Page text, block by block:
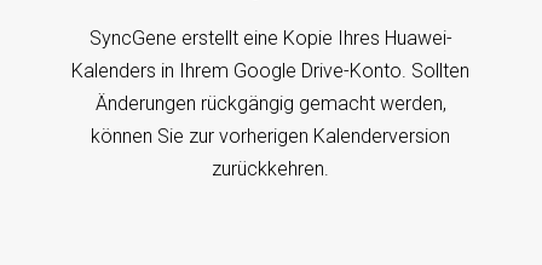
SyncGene erstellt eine Kopie Ihres Huawei-
Kalenders in Ihrem Google Drive-Konto. Sollten
Änderungen rückgängig gemacht werden,
können Sie zur vorherigen Kalenderversion
zurückkehren.